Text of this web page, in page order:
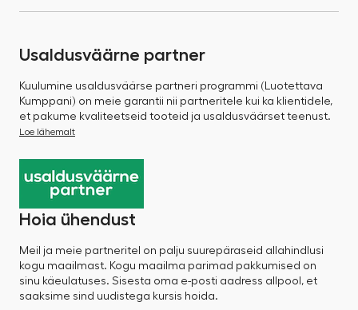
Usaldusväärne partner
Kuulumine usaldusväärse partneri programmi (Luotettava
Kumppani) on meie garantii nii partneritele kui ka klientidele,
et pakume kvaliteetseid tooteid ja usaldusväärset teenust.
Loe lähemalt
Hoia ühendust
Meil ja meie partneritel on palju suurepäraseid allahindlusi
kogu maailmast. Kogu maailma parimad pakkumised on
sinu käeulatuses. Sisesta oma e-posti aadress allpool, et
saaksime sind uudistega kursis hoida.